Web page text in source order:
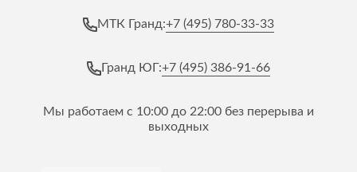
МТК Гранд:+7 (495) 780-33-33
Гранд ЮГ:+7 (495) 386-91-66
Мы работаем с 10:00 до 22:00 без перерыва и
выходных